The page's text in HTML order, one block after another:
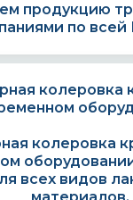
продукцию
по всей
колеровка
всех видов